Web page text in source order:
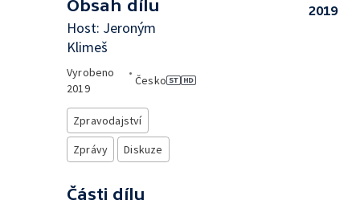
Obsah dílu
Host: Jeroným
Klimeš
Vyrobeno
2019
•
Česko
Zpravodajství
Zprávy
Diskuze
Části dílu
2019